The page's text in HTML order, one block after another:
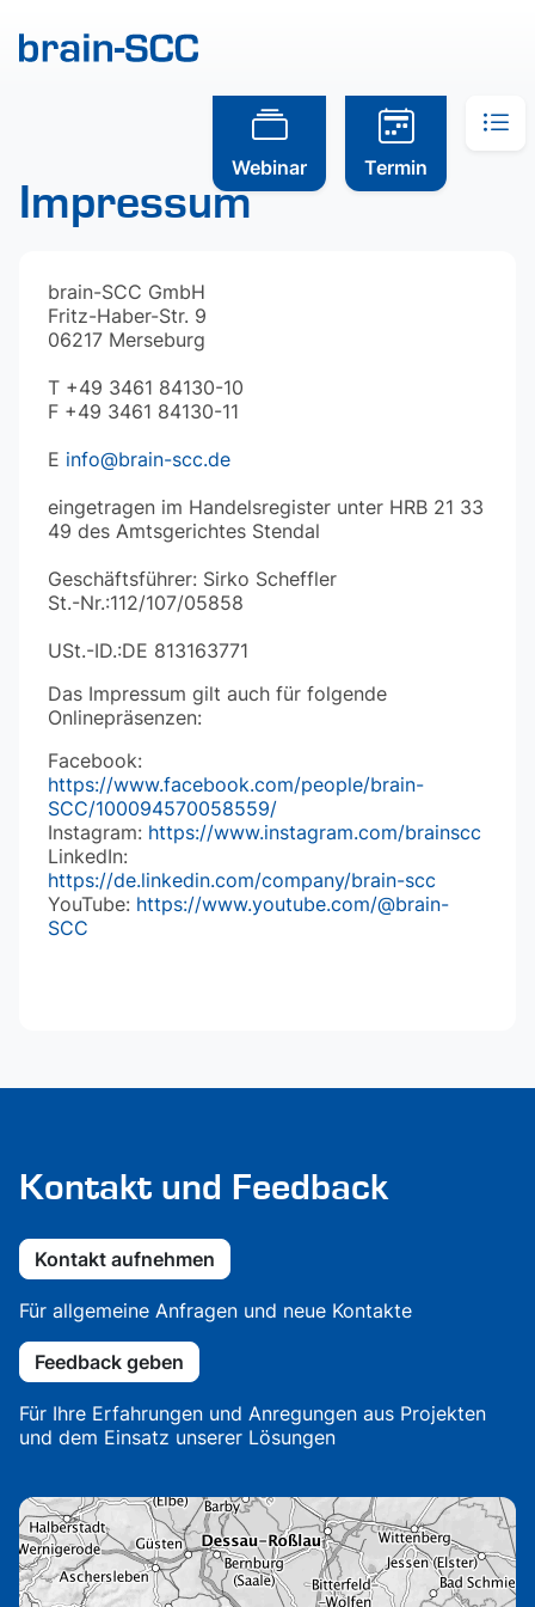
Webinar Termin
Impressum
brain-SCC GmbH
Fritz-Haber-Str. 9
06217 Merseburg
T +49 3461 84130-10
F +49 3461 84130-11
E info@brain-scc.de
eingetragen im Handelsregister unter HRB 21 33
49 des Amtsgerichtes Stendal
Geschäftsführer: Sirko Scheffler
St.-Nr.:112/107/05858
USt.-ID.:DE 813163771
Das Impressum gilt auch für folgende
Onlinepräsenzen:
Facebook:
https://www.facebook.com/people/brain-
SCC/100094570058559/
Instagram: https://www.instagram.com/brainscc
LinkedIn:
https://de.linkedin.com/company/brain-scc
YouTube: https://www.youtube.com/@brain-
SCC
Kontakt und Feedback
Kontakt aufnehmen
Für allgemeine Anfragen und neue Kontakte
Feedback geben
Für Ihre Erfahrungen und Anregungen aus Projekten
und dem Einsatz unserer Lösungen